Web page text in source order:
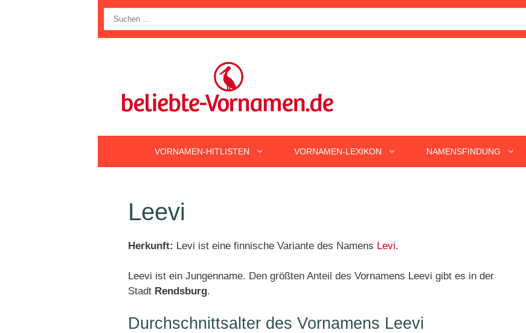
nach:
VORNAMEN-HITLISTEN VORNAMEN-LEXIKON NAMENSFINDUNG
Leevi
Herkunft: Levi ist eine finnische Variante des Namens Levi.
Leevi ist ein Jungenname. Den größten Anteil des Vornamens Leevi gibt es in der
Stadt Rendsburg.
Durchschnittsalter des Vornamens Leevi